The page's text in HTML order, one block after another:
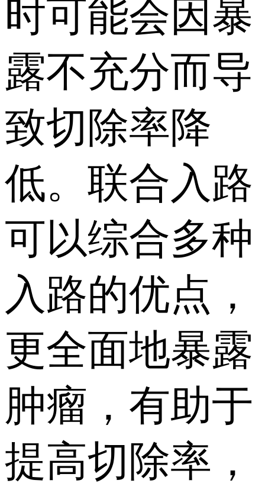
时可能会因暴
露不充分而导
致切除率降
低。联合入路
可以综合多种
入路的优点，
更全面地暴露
肿瘤，有助于
提高切除率，